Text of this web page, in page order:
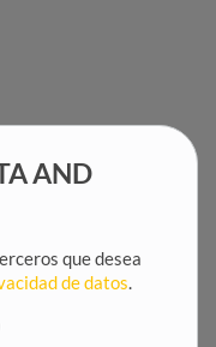
AND
que desea
de datos.